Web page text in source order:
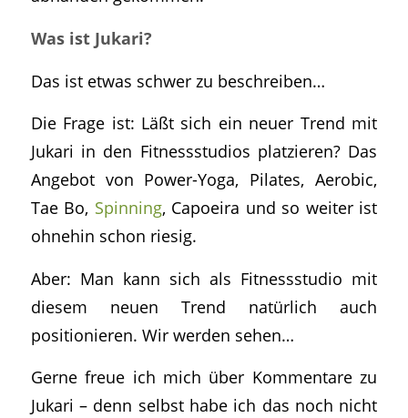
Was ist Jukari?
Das ist etwas schwer zu beschreiben…
Die Frage ist: Läßt sich ein neuer Trend mit
Jukari in den Fitnessstudios platzieren? Das
Angebot von Power-Yoga, Pilates, Aerobic,
Tae Bo, Spinning, Capoeira und so weiter ist
ohnehin schon riesig.
Aber: Man kann sich als Fitnessstudio mit
diesem neuen Trend natürlich auch
positionieren. Wir werden sehen…
Gerne freue ich mich über Kommentare zu
Jukari – denn selbst habe ich das noch nicht